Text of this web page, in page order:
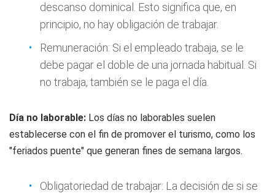
descanso dominical. Esto significa que, en
principio, no hay obligación de trabajar.
Remuneración: Si el empleado trabaja, se le
debe pagar el doble de una jornada habitual. Si
no trabaja, también se le paga el día.
Día no laborable: Los días no laborables suelen
establecerse con el fin de promover el turismo, como los
"feriados puente" que generan fines de semana largos.
Obligatoriedad de trabajar: La decisión de si se